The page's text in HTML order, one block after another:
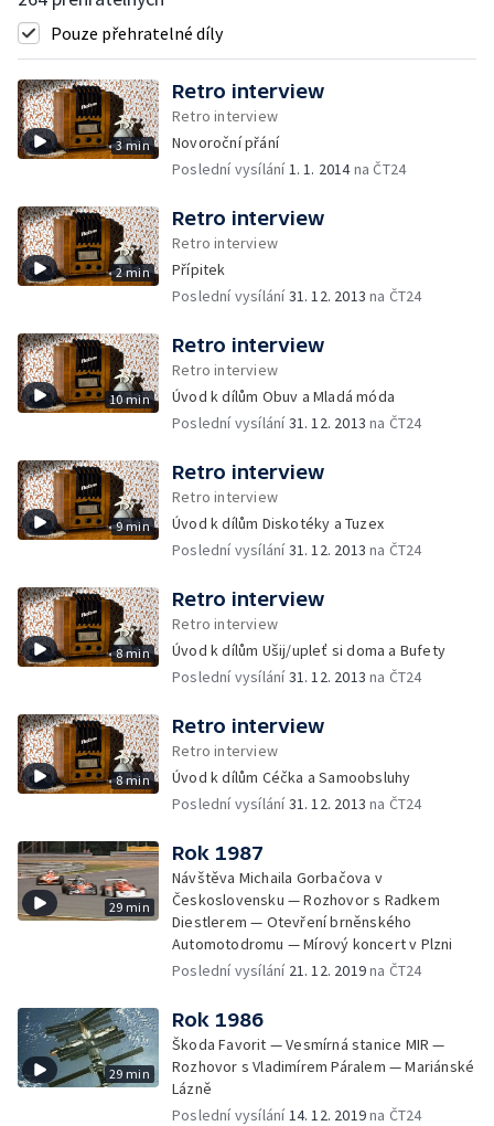
Pouze přehratelné díly
3 min
Retro interview
Retro interview
Novoroční přání
Poslední vysílání1. 1. 2014na ČT24
2 min
Retro interview
Retro interview
Přípitek
Poslední vysílání31. 12. 2013 na ČT24
10 min
Retro interview
Retro interview
Úvod k dílům Obuv a Mladá móda
Poslední vysílání31. 12. 2013 na ČT24
9 min
Retro interview
Retro interview
Úvod k dílům Diskotéky a Tuzex
Poslední vysílání31. 12. 2013 na ČT24
8 min
Retro interview
Retro interview
Úvod k dílům Ušij/upleť si doma a Bufety
Poslední vysílání31. 12. 2013 na ČT24
8 min
Retro interview
Retro interview
Úvod k dílům Céčka a Samoobsluhy
Poslední vysílání31. 12. 2013 na ČT24
29 min
Rok 1987
Návštěva Michaila Gorbačova v
Československu — Rozhovor s Radkem
Diestlerem — Otevření brněnského
Automotodromu — Mírový koncert v Plzni
Poslední vysílání 21. 12. 2019na ČT24
29 min
Rok 1986
Škoda Favorit — Vesmírná stanice MIR —
Rozhovor s Vladimírem Páralem — Mariánské
Lázně
Poslední vysílání14. 12. 2019na ČT24